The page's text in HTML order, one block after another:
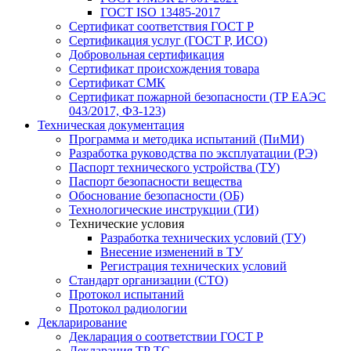
ГОСТ ISO 13485-2017
Сертификат соответствия ГОСТ Р
Сертификация услуг (ГОСТ Р, ИСО)
Добровольная сертификация
Сертификат происхождения товара
Сертификат СМК
Сертификат пожарной безопасности (ТР ЕАЭС
043/2017, ФЗ-123)
Техническая документация
Программа и методика испытаний (ПиМИ)
Разработка руководства по эксплуатации (РЭ)
Паспорт технического устройства (ТУ)
Паспорт безопасности вещества
Обоснование безопасности (ОБ)
Технологические инструкции (ТИ)
Технические условия
Разработка технических условий (ТУ)
Внесение изменений в ТУ
Регистрация технических условий
Стандарт организации (СТО)
Протокол испытаний
Протокол радиологии
Декларирование
Декларация о соответствии ГОСТ Р